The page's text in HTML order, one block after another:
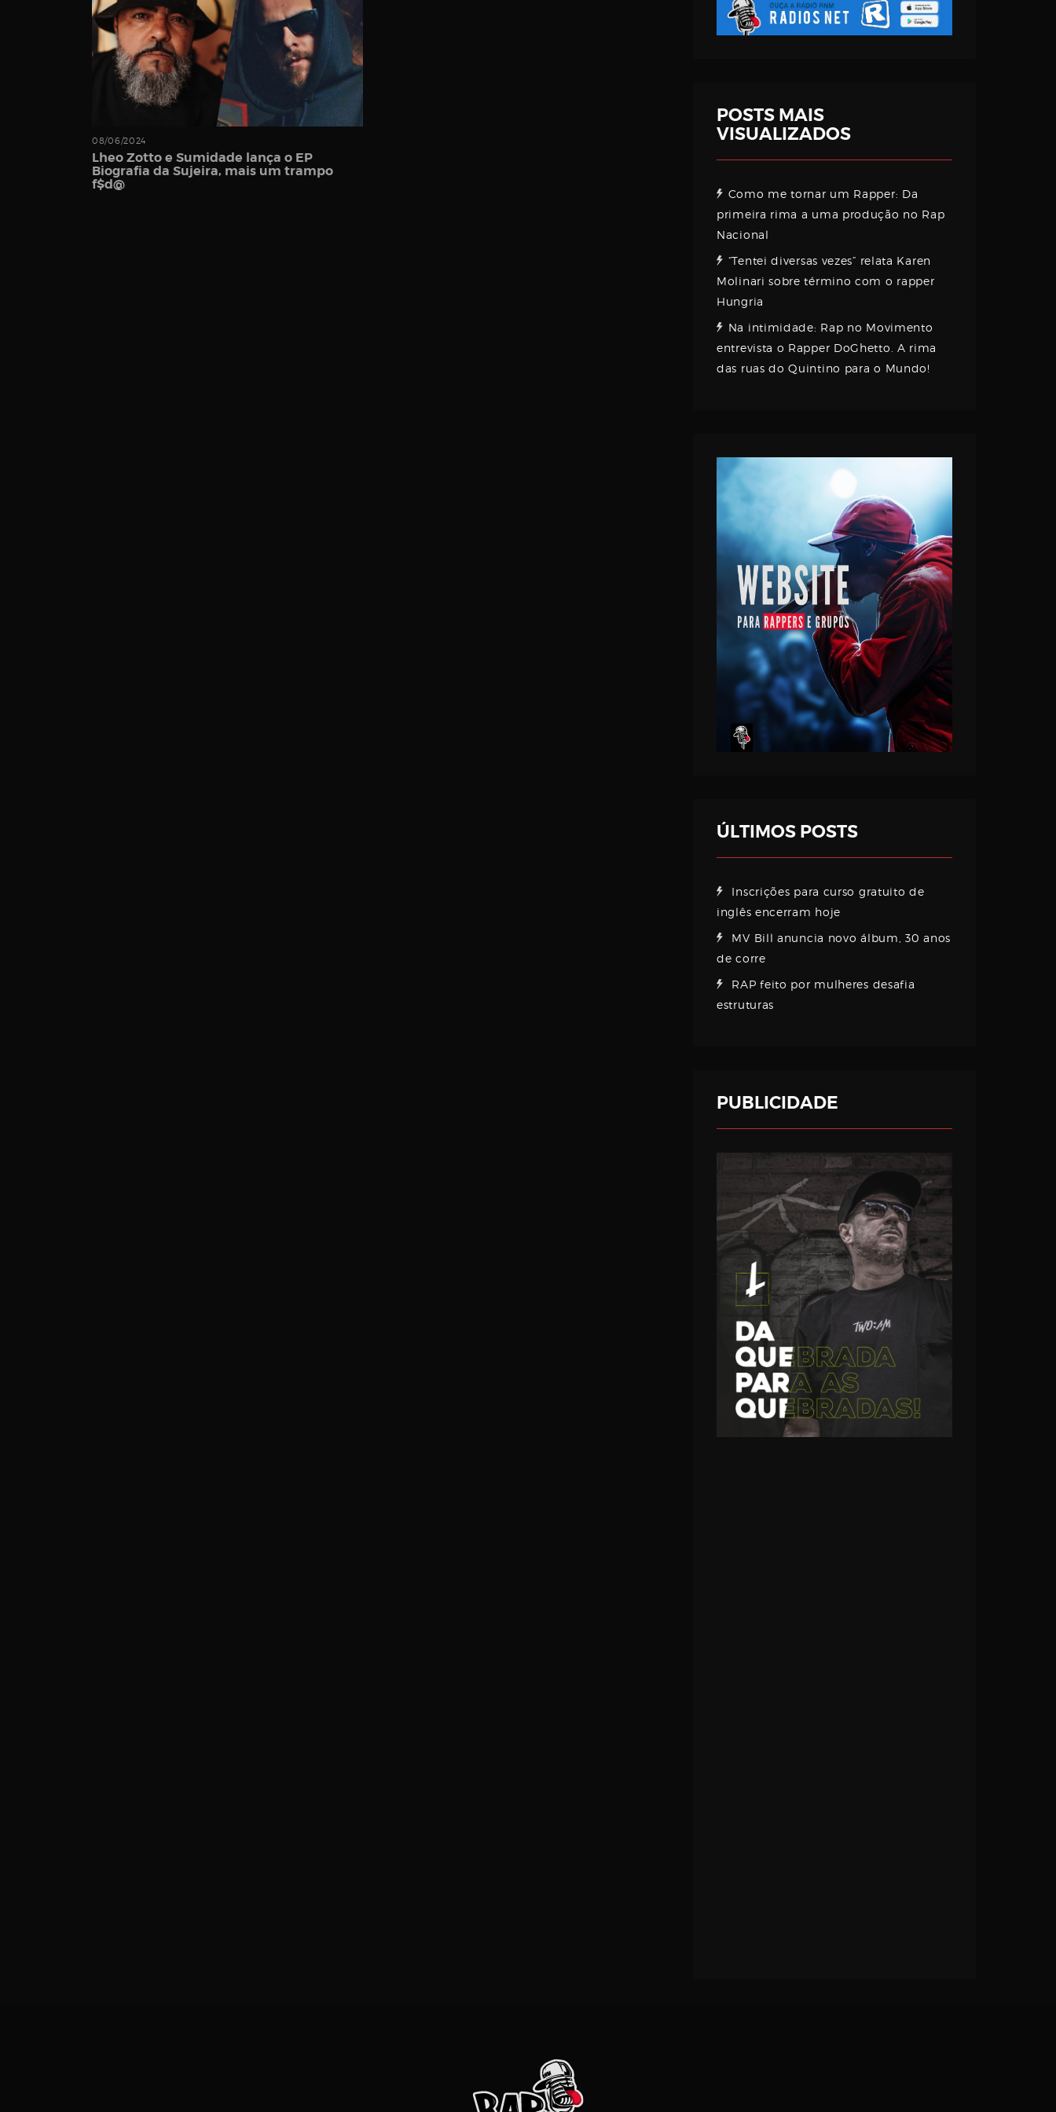
08/06/2024
Lheo Zotto e Sumidade lança o EP
Biografia da Sujeira, mais um trampo
f$d@
POSTS MAIS
VISUALIZADOS
Como me tornar um Rapper: Da
primeira rima a uma produção no Rap
Nacional
“Tentei diversas vezes” relata Karen
Molinari sobre término com o rapper
Hungria
Na intimidade: Rap no Movimento
entrevista o Rapper DoGhetto. A rima
das ruas do Quintino para o Mundo!
ÚLTIMOS POSTS
Inscrições para curso gratuito de
inglês encerram hoje
MV Bill anuncia novo álbum, 30 anos
de corre
RAP feito por mulheres desafia
estruturas
PUBLICIDADE